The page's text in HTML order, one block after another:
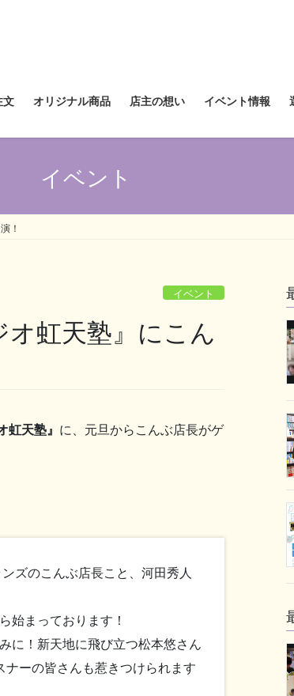
文 オリジナル商品 店主の想い イベント情報
イベント
！
イベント
虹天塾』にこん
虹天塾』 に、元旦からこんぶ店長がゲ
ズのこんぶ店長こと、河田秀人
始まっております！
に！新天地に飛び立つ松本悠さん
ーの皆さんも惹きつけられます